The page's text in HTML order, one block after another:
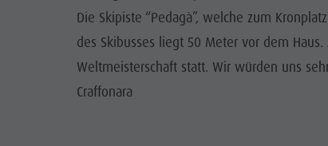
Die Skipiste “Pedagà”, welche zum
des Skibusses liegt 50 Meter vor dem
Weltmeisterschaft statt. Wir würden uns
Craffonara